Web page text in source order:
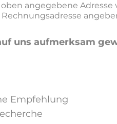
angegebene
uns aufmerksam
Empfehlung